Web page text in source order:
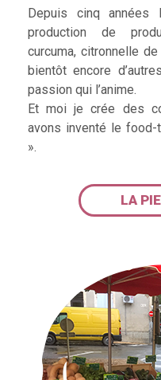
Depuis cinq années
production de
curcuma, citronnelle
bientôt encore
passion qui l’anime.
Et moi je crée des
avons inventé le food-
».
LA